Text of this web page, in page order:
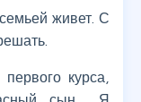
живет. С
курса,